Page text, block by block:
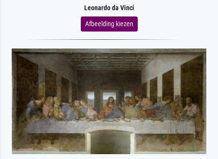
Leonardo da Vinci
Afbeelding kiezen